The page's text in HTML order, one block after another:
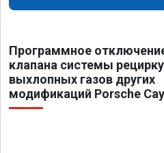
Программное
клапана системы
выхлопных газов других
модификаций Porsche